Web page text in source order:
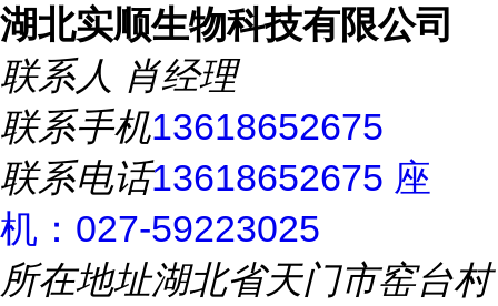
湖北实顺生物科技有限公司
联系人 肖经理
联系手机13618652675
联系电话13618652675 座
机：027-59223025
所在地址湖北省天门市窑台村